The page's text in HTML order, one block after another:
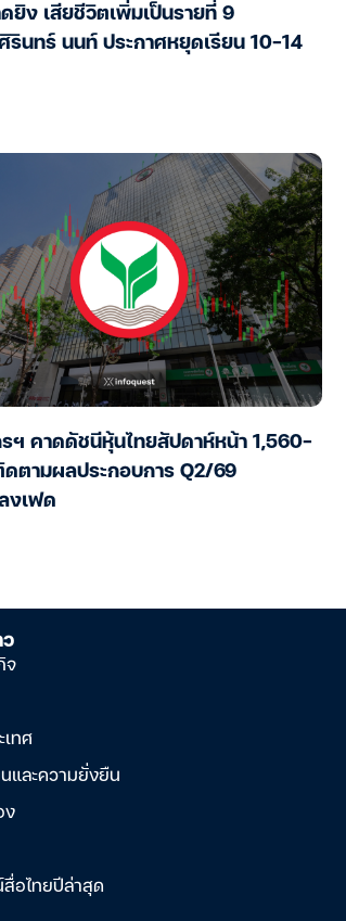
ดยิง เสียชีวิตเพิ่มเป็นรายที่ 9
รินทร์ นนท์ ประกาศหยุดเรียน 10-14
ฯ คาดดัชนีหุ้นไทยสัปดาห์หน้า 1,560-
ดตามผลประกอบการ Q2/69
งเฟด
ว
จ
เทศ
และความยั่งยืน
ง
อไทยปีล่าสุด